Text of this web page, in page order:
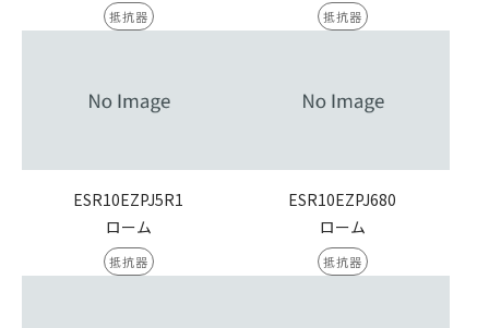
抵抗器 抵抗器
ESR10EZPJ5R1
ローム
抵抗器
ESR10EZPJ680
ローム
抵抗器